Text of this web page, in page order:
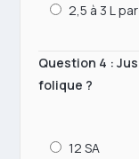
2,5 à 3 L
Question 4 :
folique ?
12 SA